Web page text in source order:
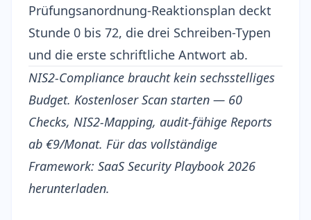
Prüfungsanordnung-Reaktionsplan deckt
Stunde 0 bis 72, die drei Schreiben-Typen
und die erste schriftliche Antwort ab.
NIS2-Compliance braucht kein sechsstelliges
Budget. Kostenloser Scan starten — 60
Checks, NIS2-Mapping, audit-fähige Reports
ab €9/Monat. Für das vollständige
Framework: SaaS Security Playbook 2026
herunterladen.